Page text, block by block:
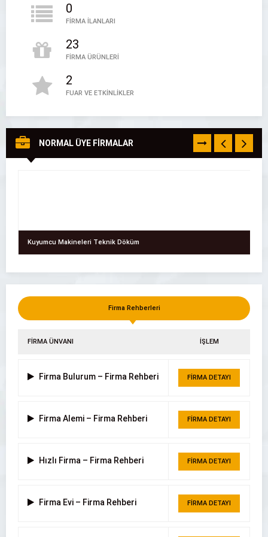
Sincan Kiralık Kepçe – Saatlik Kepçe
0
FİRMA İLANLARI
23
FİRMA ÜRÜNLERİ
2
FUAR VE ETKİNLİKLER
NORMAL ÜYE FİRMALAR TÜMÜNÜ
GÖR
Kuyumcu Makineleri Teknik Döküm
Hastaş Beton Parke ve Boru Fabrikası
Firma Rehberleri
FİRMA ÜNVANI İŞLEM
Firma Bulurum – Firma Rehberi FİRMA DETAYI
Firma Alemi – Firma Rehberi FİRMA DETAYI
Hızlı Firma – Firma Rehberi FİRMA DETAYI
Firma Evi – Firma Rehberi FİRMA DETAYI